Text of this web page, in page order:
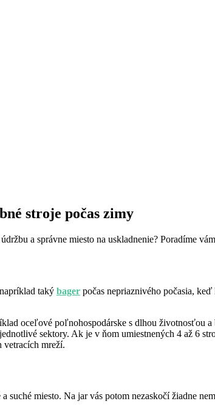
stroje počas zimy
a správne miesto na uskladnenie? Poradíme
taký bager počas nepriaznivého počasia,
oceľové poľnohospodárske s dlhou životnosťou
sektory. Ak je v ňom umiestnených 4 až 6
mreží.
miesto. Na jar vás potom nezaskočí žiadne